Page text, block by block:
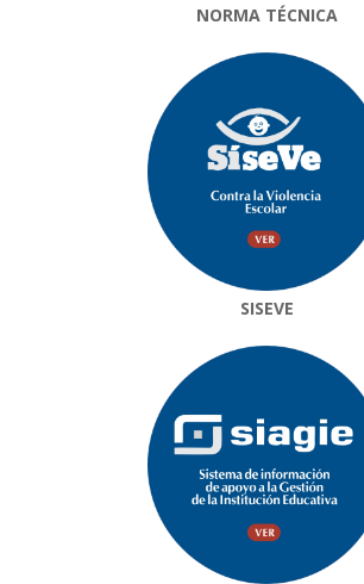
NORMA TÉCNICA
SISEVE